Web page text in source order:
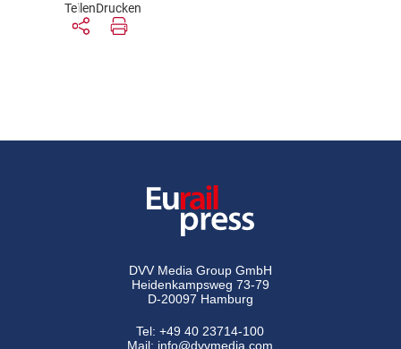
TeilenDrucken
DVV Media Group GmbH
Heidenkampsweg 73-79
D-20097 Hamburg
Tel:+49 40 23714-100
Mail: info@dvvmedia.com